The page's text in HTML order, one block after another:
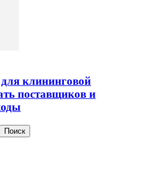
клининговой
поставщиков и